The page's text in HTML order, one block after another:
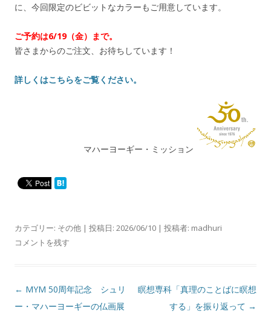
に、今回限定のビビットなカラーもご用意しています。
ご予約は6/19（金）まで。
皆さまからのご注文、お待ちしています！
詳しくはこちらをご覧ください。
マハーヨーギー・ミッション
カテゴリー: その他 | 投稿日: 2026/06/10 | 投稿者: madhuri
コメントを残す
投
稿
← MYM 50周年記念 シュリ
ー・マハーヨーギーの仏画展
瞑想専科「真理のことばに瞑想
する」を振り返って →